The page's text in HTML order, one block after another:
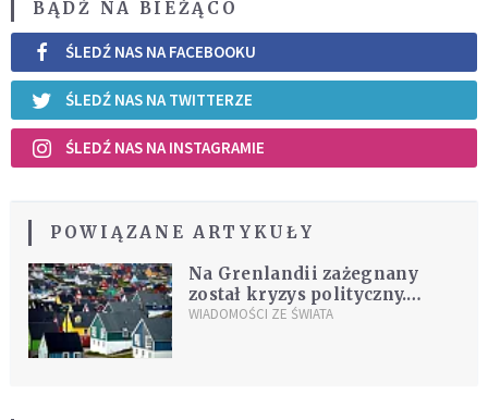
BĄDŹ NA BIEŻĄCO
ŚLEDŹ NAS NA FACEBOOKU
ŚLEDŹ NAS NA TWITTERZE
ŚLEDŹ NAS NA INSTAGRAMIE
POWIĄZANE ARTYKUŁY
Na Grenlandii zażegnany
został kryzys polityczny.
Wywołał on niepewność
WIADOMOŚCI ZE ŚWIATA